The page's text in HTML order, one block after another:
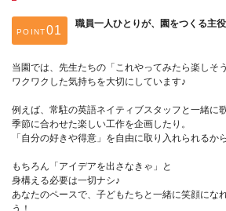
POINT
職員一人ひとりが、園をつくる主
当園では、先生たちの「これやってみたら楽しそ
ワクワクした気持ちを大切にしています♪
例えば、常駐の英語ネイティブスタッフと一緒に
季節に合わせた楽しい工作を企画したり。
「自分の好きや得意」を自由に取り入れられる
もちろん「アイデアを出さなきゃ」と
身構える必要は一切ナシ♪
あなたのペースで、子どもたちと一緒に笑顔にな
う！